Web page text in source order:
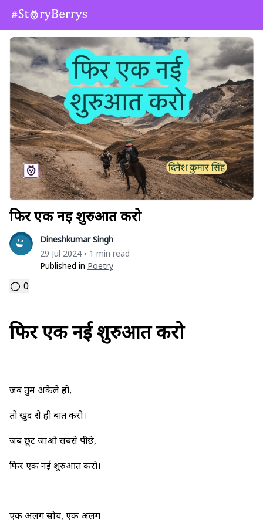
फिर एक नई शुरुआत करो
Dineshkumar Singh
29 Jul 2024 • 1 min read
Published in Poetry
0
फिर एक नई शुरुआत करो
जब तुम अकेले हो,
तो खुद से ही बात करो।
जब छूट जाओ सबसे पीछे,
फिर एक नई शुरुआत करो।
एक अलग सोच, एक अलग